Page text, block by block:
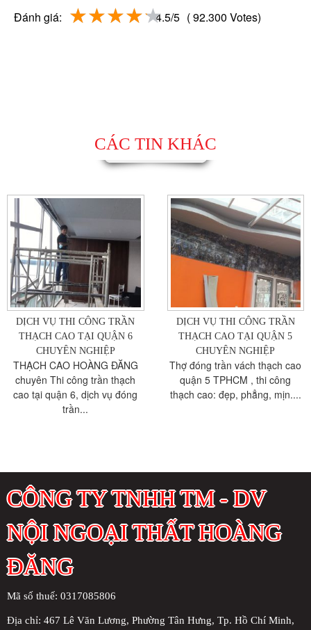
Đánh giá: 4.5/5 ( 92.300 Votes)
CÁC TIN KHÁC
DỊCH VỤ THI CÔNG TRẦN
THẠCH CAO TẠI QUẬN 6
CHUYÊN NGHIỆP
THẠCH CAO HOÀNG ĐĂNG
chuyên Thi công trần thạch
cao tại quận 6, dịch vụ đóng
trần...
DỊCH VỤ THI CÔNG TRẦN
THẠCH CAO TẠI QUẬN 5
CHUYÊN NGHIỆP
Thợ đóng trần vách thạch cao
quận 5 TPHCM , thi công
thạch cao: đẹp, phẳng, mịn....
CÔNG TY TNHH TM - DV
NỘI NGOẠI THẤT HOÀNG
ĐĂNG
Mã số thuế: 0317085806
Địa chỉ: 467 Lê Văn Lương, Phường Tân Hưng, Tp. Hồ Chí Minh,